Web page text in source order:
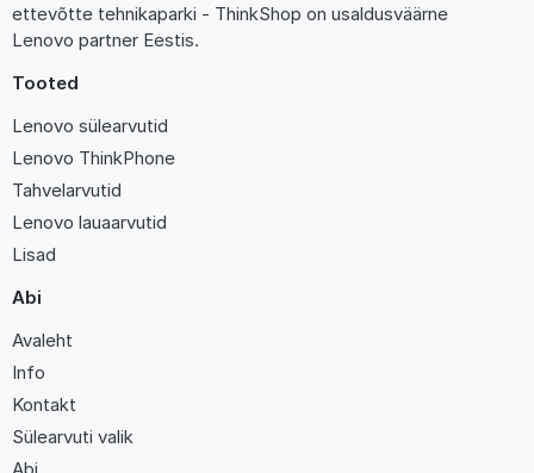
ettevõtte tehnikaparki - ThinkShop on usaldusväärne
Lenovo partner Eestis.
Tooted
Lenovo sülearvutid
Lenovo ThinkPhone
Tahvelarvutid
Lenovo lauaarvutid
Lisad
Abi
Avaleht
Info
Kontakt
Sülearvuti valik